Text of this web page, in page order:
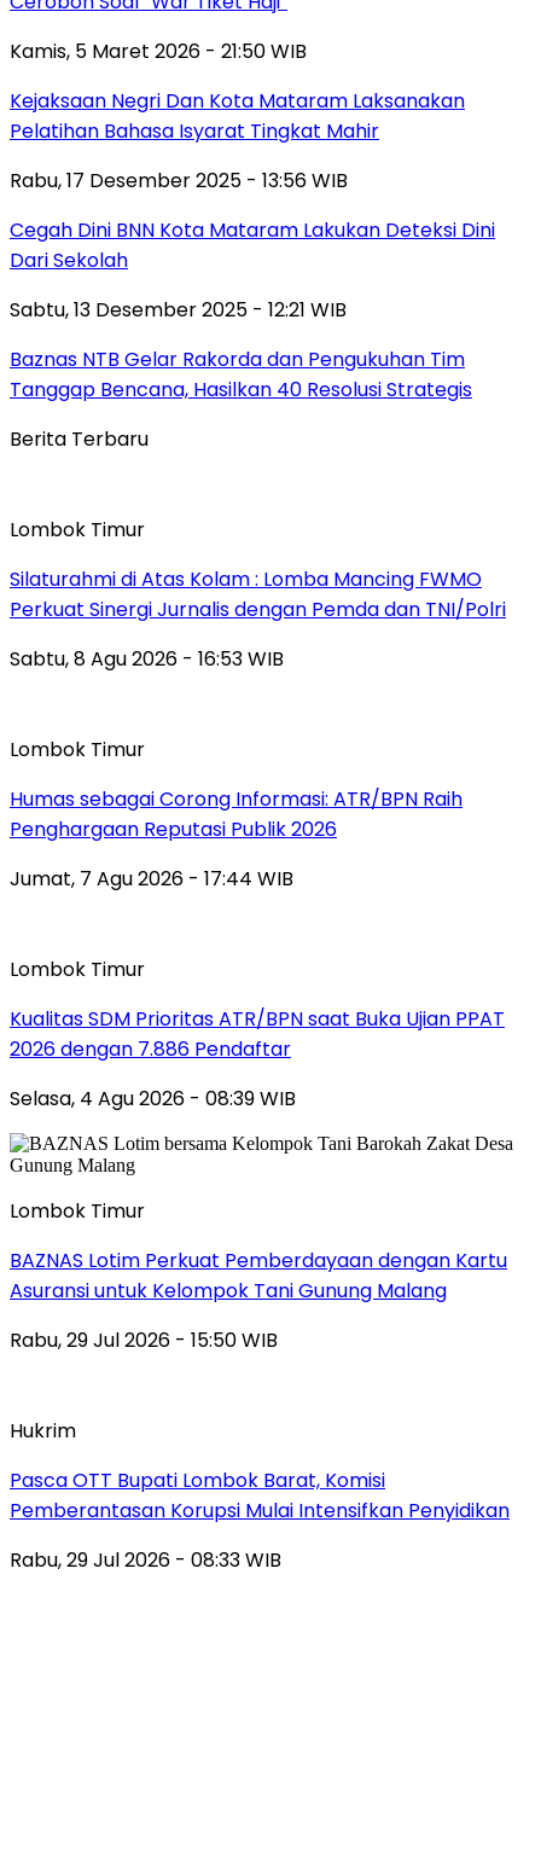
Kamis, 5 Maret 2026 - 21:50 WIB
Kejaksaan Negri Dan Kota Mataram Laksanakan
Pelatihan Bahasa Isyarat Tingkat Mahir
Rabu, 17 Desember 2025 - 13:56 WIB
Cegah Dini BNN Kota Mataram Lakukan Deteksi Dini
Dari Sekolah
Sabtu, 13 Desember 2025 - 12:21 WIB
Baznas NTB Gelar Rakorda dan Pengukuhan Tim
Tanggap Bencana, Hasilkan 40 Resolusi Strategis
Berita Terbaru
Lombok Timur
Silaturahmi di Atas Kolam : Lomba Mancing FWMO
Perkuat Sinergi Jurnalis dengan Pemda dan TNI/Polri
Sabtu, 8 Agu 2026 - 16:53 WIB
Lombok Timur
Humas sebagai Corong Informasi: ATR/BPN Raih
Penghargaan Reputasi Publik 2026
Jumat, 7 Agu 2026 - 17:44 WIB
Lombok Timur
Kualitas SDM Prioritas ATR/BPN saat Buka Ujian PPAT
2026 dengan 7.886 Pendaftar
Selasa, 4 Agu 2026 - 08:39 WIB
Lombok Timur
BAZNAS Lotim Perkuat Pemberdayaan dengan Kartu
Asuransi untuk Kelompok Tani Gunung Malang
Rabu, 29 Jul 2026 - 15:50 WIB
Hukrim
Pasca OTT Bupati Lombok Barat, Komisi
Pemberantasan Korupsi Mulai Intensifkan Penyidikan
Rabu, 29 Jul 2026 - 08:33 WIB